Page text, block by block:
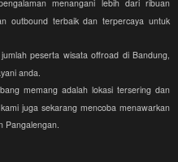
menangani lebih dari ribuan
outbound terbaik dan terpercaya untuk
peserta wisata offroad di Bandung,
anda.
memang adalah lokasi tersering dan
juga sekarang mencoba menawarkan
Pangalengan.